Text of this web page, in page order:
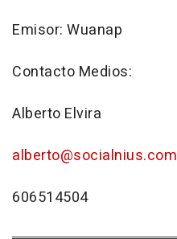
Emisor: Wuanap
Contacto Medios:
Alberto Elvira
alberto@socialnius.com
606514504